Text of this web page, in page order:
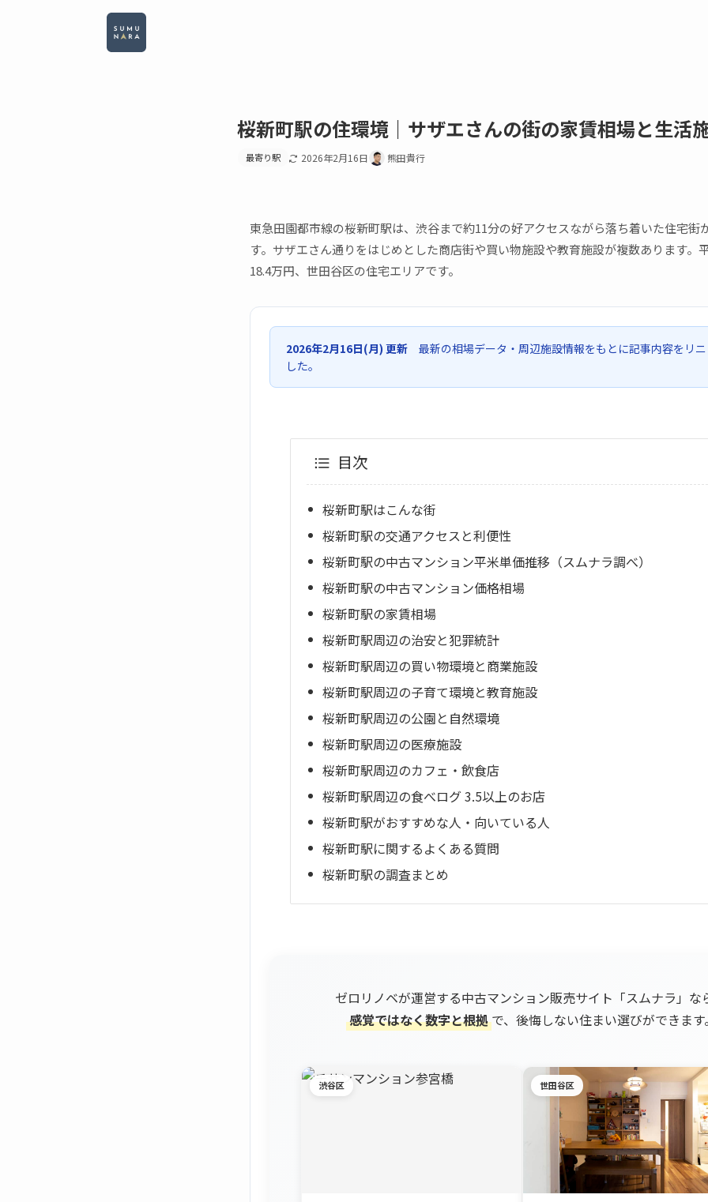
桜新町駅の住環境｜サザエさんの街の家賃相場と生活
最寄り駅 2026年2月16日 熊田貴行
東急田園都市線の桜新町駅は、渋谷まで約11分の好アクセスながら落ち着いた住宅街
す。サザエさん通りをはじめとした商店街や買い物施設や教育施設が複数あります。
18.4万円、世田谷区の住宅エリアです。
2026年2月16日(月) 更新 最新の相場データ・周辺施設情報をもとに記事内容をリ
した。
目次
桜新町駅はこんな街
桜新町駅の交通アクセスと利便性
桜新町駅の中古マンション平米単価推移（スムナラ調べ）
桜新町駅の中古マンション価格相場
桜新町駅の家賃相場
桜新町駅周辺の治安と犯罪統計
桜新町駅周辺の買い物環境と商業施設
桜新町駅周辺の子育て環境と教育施設
桜新町駅周辺の公園と自然環境
桜新町駅周辺の医療施設
桜新町駅周辺のカフェ・飲食店
桜新町駅周辺の食べログ 3.5以上のお店
桜新町駅がおすすめな人・向いている人
桜新町駅に関するよくある質問
桜新町駅の調査まとめ
ゼロリノベが運営する中古マンション販売サイト「スムナラ」な
感覚ではなく数字と根拠で、後悔しない住まい選びができます
渋谷区 世田谷区